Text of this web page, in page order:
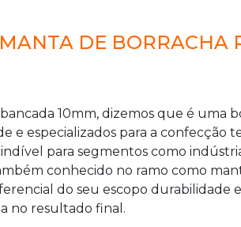
DE BORRACHA
10mm, dizemos que é uma
e especializados para a confecção
para segmentos como
conhecido no ramo como
do seu escopo durabilidade
no resultado final.